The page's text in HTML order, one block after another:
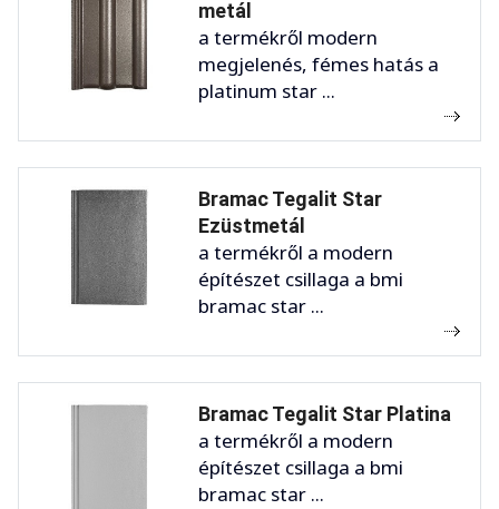
metál
a termékről modern
megjelenés, fémes hatás a
platinum star ...
Bramac Tegalit Star
Ezüstmetál
a termékről a modern
építészet csillaga a bmi
bramac star ...
Bramac Tegalit Star Platina
a termékről a modern
építészet csillaga a bmi
bramac star ...